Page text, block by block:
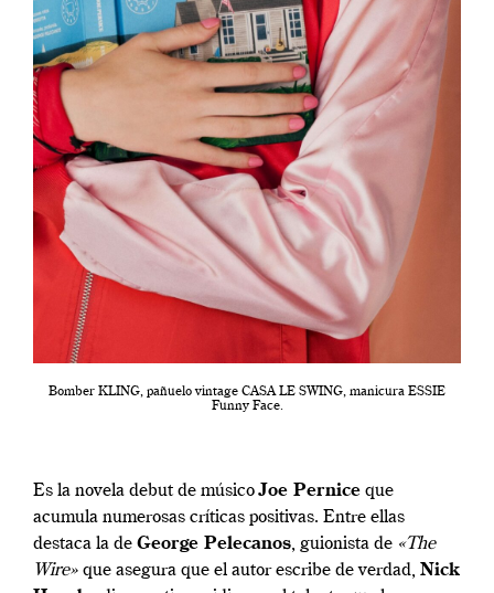
Bomber KLING, pañuelo vintage CASA LE SWING, manicura ESSIE
Funny Face.
Es la novela debut de músicoJoe Pernice que
acumula numerosas críticas positivas. Entre ellas
destaca la de George Pelecanos, guionista de «The
Wire» que asegura que el autor escribe de verdad, Nick